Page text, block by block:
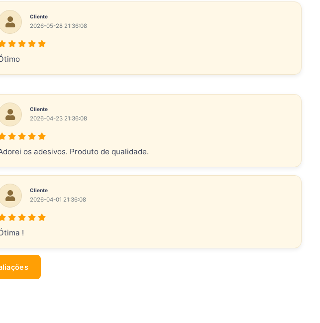
Cliente
2026-05-28 21:36:08
Cliente
2026-04-23 21:36:08
os adesivos. Produto de qualidade.
Cliente
2026-04-01 21:36:08
!